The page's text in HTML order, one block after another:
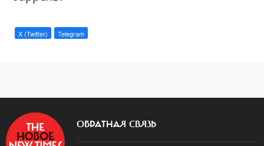
X (Twitter) Telegram
ОБРАТНАЯ СВЯЗЬ